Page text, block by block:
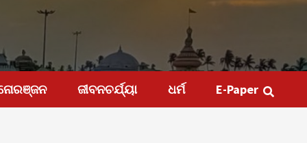
ଜୀବନଚର୍ଯ୍ୟା ଧର୍ମ E-Paper